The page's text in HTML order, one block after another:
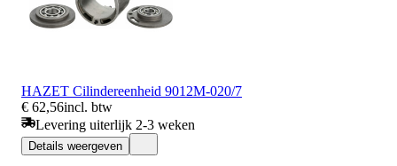
HAZET Cilindereenheid 9012M-020/7
€ 62,56incl. btw
Levering uiterlijk 2-3 weken
Details weergeven